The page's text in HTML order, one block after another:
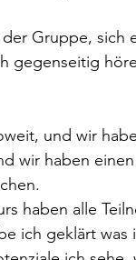
Gruppe, sich
gegenseitig
und wir
wir haben
haben alle
ich geklärt